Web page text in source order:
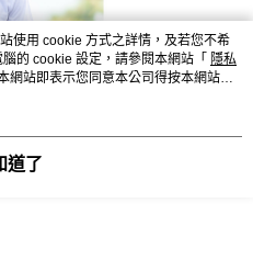
使用 cookie 方式之詳情，及若您不希
的 cookie 設定，請參閱本網站「 隱私
網站即表示您同意本公司得按本網站使
道了